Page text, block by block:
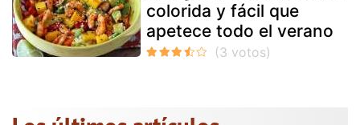
colorida y fácil que
apetece todo el verano